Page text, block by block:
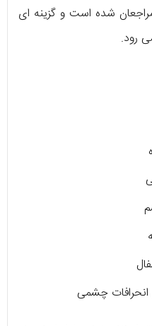
شده است و گزینه‌ ای
رود.
انحرافات چشمی